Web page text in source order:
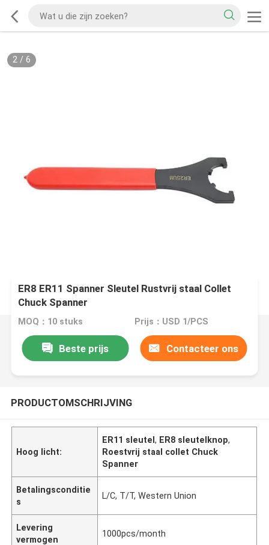
2/ 6
ER8 ER11 Spanner Sleutel Rustvrij staal Collet
Chuck Spanner
MOQ：10 stuks Prijs：USD 1/PCS
Beste prijs Contacteer ons
PRODUCTOMSCHRIJVING
Hoog licht:
ER11 sleutel, ER8 sleutelknop,
Roestvrij staal collet Chuck
Spanner
Betalingsconditie
s
L/C, T/T, Western Union
Levering
vermogen
1000pcs/month